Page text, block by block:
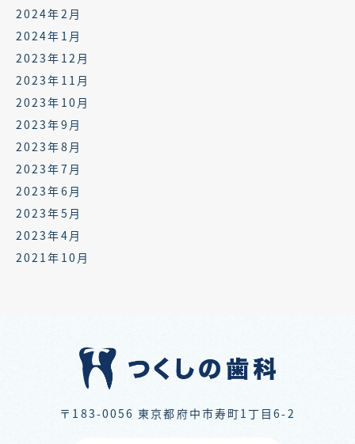
2024年2月
2024年1月
2023年12月
2023年11月
2023年10月
2023年9月
2023年8月
2023年7月
2023年6月
2023年5月
2023年4月
2021年10月
〒183-0056 東京都府中市寿町1丁目6-2